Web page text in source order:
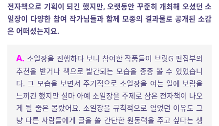
전자책으로 기획이 되긴 했지만, 오랫동안 꾸준히 개최해 오셨던 소
일장이 다양한 참여 작가님들과 함께 모종의 결과물로 공개된 소감
은 어떠셨는지요.
A.소일장을 진행하다 보니 참여한 작품들이 브릿G 편집부의
추천을 받거나 책으로 발간되는 모습을 종종 볼 수 있었습니
다. 그 모습을 보면서 주기적으로 소일장을 여는 일에 보람을
느끼긴 했지만 설마 아예 소일장을 주제로 삼은 전자책이 나오
게 될 줄은 몰랐어요. 소일장을 규칙적으로 열었던 이유도 그
냥 다른 사람들에게 글을 쓸 간단한 원동력을 주고 싶다는 생